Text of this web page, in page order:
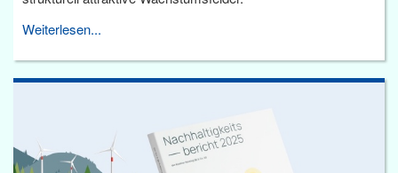
Weiterlesen...